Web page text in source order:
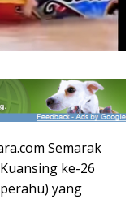
Semarak
ke-26
yang